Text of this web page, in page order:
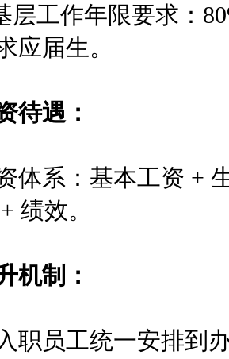
工作年限要求：
应届生。
遇：
系：基本工资 + 生
绩效。
制：
员工统一安排到办